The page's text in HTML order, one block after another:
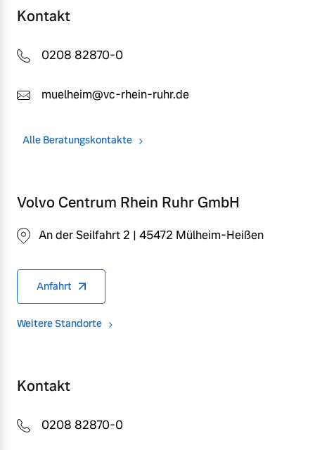
Kontakt
0208 82870-0
muelheim@vc-rhein-ruhr.de
Alle Beratungskontakte
Volvo Centrum Rhein Ruhr GmbH
An der Seilfahrt 2 | 45472 Mülheim-Heißen
Anfahrt
Weitere Standorte
Kontakt
0208 82870-0